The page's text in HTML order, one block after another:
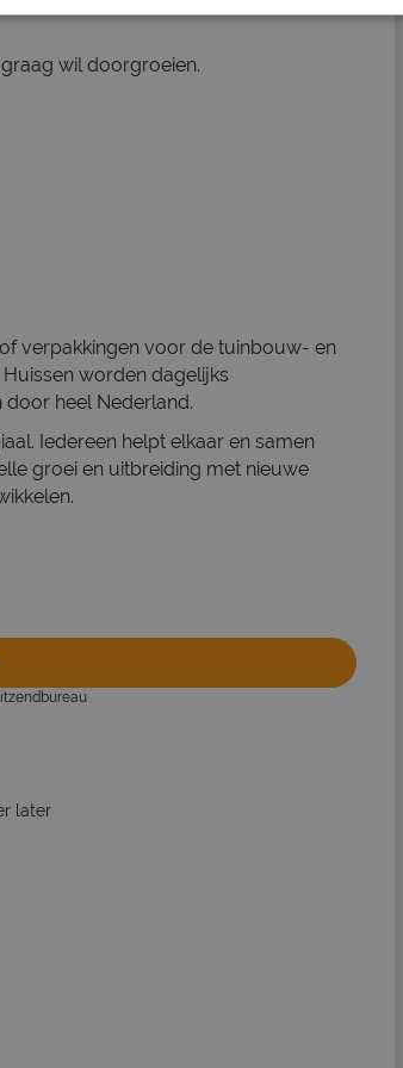
wil doorgroeien.
verpakkingen voor de tuinbouw- en
worden dagelijks
heel Nederland.
Iedereen helpt elkaar en samen
groei en uitbreiding met nieuwe
later